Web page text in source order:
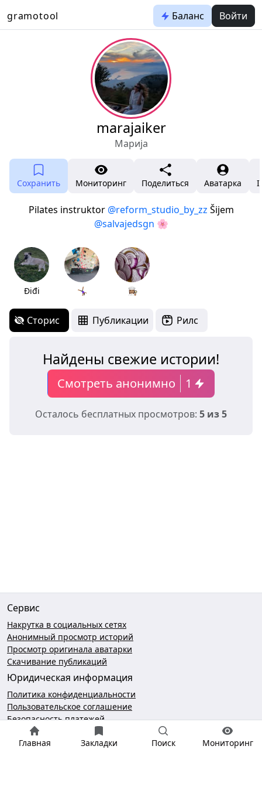
gramotool Баланс Войти
Главная Закладки Поиск Мониторинг
marajaiker
Марија
Сохранить Мониторинг Поделиться Аватарка
Pilates instruktor @reform_studio_by_zz Šijem
@salvajedsgn 🌸
Điđi 🤸🏾‍♀️ 👩🏽‍🍳
Сторис Публикации Рилс
Найдены свежие истории!
Смотреть анонимно 1
Осталось бесплатных просмотров: 5 из 5
Сервис
Накрутка в социальных сетях
Анонимный просмотр историй
Просмотр оригинала аватарки
Скачивание публикаций
Юридическая информация
Политика конфиденциальности
Пользовательское соглашение
Безопасность платежей
Чат поддержки